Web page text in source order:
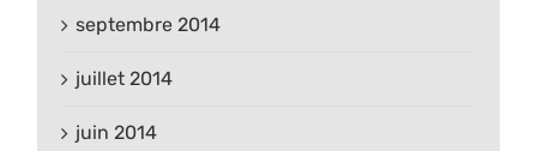
septembre 2014
juillet 2014
juin 2014